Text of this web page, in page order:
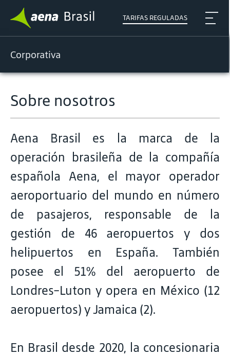
TARIFAS REGULADAS
Corporativa
Sobre nosotros
Aena Brasil es la marca de la
operación brasileña de la compañía
española Aena, el mayor operador
aeroportuario del mundo en número
de pasajeros, responsable de la
gestión de 46 aeropuertos y dos
helipuertos en España. También
posee el 51% del aeropuerto de
Londres-Luton y opera en México (12
aeropuertos) y Jamaica (2).
En Brasil desde 2020, la concesionaria